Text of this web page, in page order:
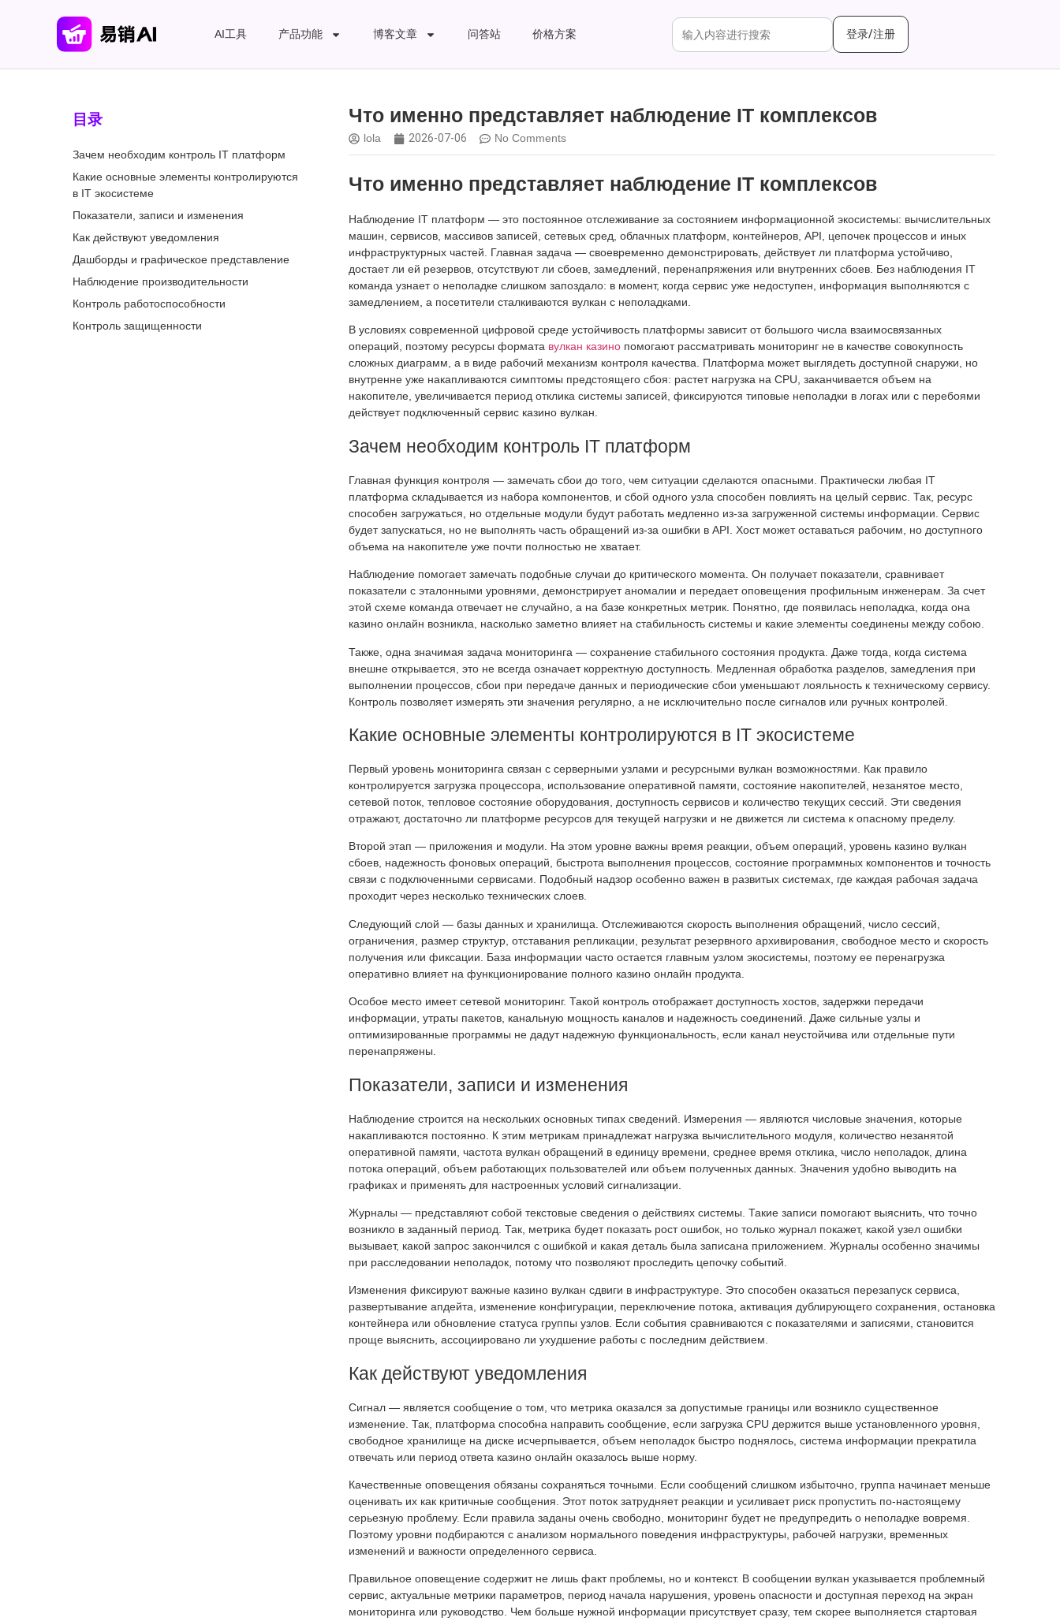
AI工具 产品功能 博客文章 问答站 价格方案 登录/注册
目录
Зачем необходим контроль IT платформ
Какие основные элементы контролируются
в IT экосистеме
Показатели, записи и изменения
Как действуют уведомления
Дашборды и графическое представление
Наблюдение производительности
Контроль работоспособности
Контроль защищенности
Что именно представляет наблюдение IT комплексов
lola 2026-07-06 No Comments
Что именно представляет наблюдение IT комплексов
Наблюдение IT платформ — это постоянное отслеживание за состоянием информационной экосистемы: вычислительных
машин, сервисов, массивов записей, сетевых сред, облачных платформ, контейнеров, API, цепочек процессов и иных
инфраструктурных частей. Главная задача — своевременно демонстрировать, действует ли платформа устойчиво,
достает ли ей резервов, отсутствуют ли сбоев, замедлений, перенапряжения или внутренних сбоев. Без наблюдения IT
команда узнает о неполадке слишком запоздало: в момент, когда сервис уже недоступен, информация выполняются с
замедлением, а посетители сталкиваются вулкан с неполадками.
В условиях современной цифровой среде устойчивость платформы зависит от большого числа взаимосвязанных
операций, поэтому ресурсы формата вулкан казино помогают рассматривать мониторинг не в качестве совокупность
сложных диаграмм, а в виде рабочий механизм контроля качества. Платформа может выглядеть доступной снаружи, но
внутренне уже накапливаются симптомы предстоящего сбоя: растет нагрузка на CPU, заканчивается объем на
накопителе, увеличивается период отклика системы записей, фиксируются типовые неполадки в логах или с перебоями
действует подключенный сервис казино вулкан.
Зачем необходим контроль IT платформ
Главная функция контроля — замечать сбои до того, чем ситуации сделаются опасными. Практически любая IT
платформа складывается из набора компонентов, и сбой одного узла способен повлиять на целый сервис. Так, ресурс
способен загружаться, но отдельные модули будут работать медленно из-за загруженной системы информации. Сервис
будет запускаться, но не выполнять часть обращений из-за ошибки в API. Хост может оставаться рабочим, но доступного
объема на накопителе уже почти полностью не хватает.
Наблюдение помогает замечать подобные случаи до критического момента. Он получает показатели, сравнивает
показатели с эталонными уровнями, демонстрирует аномалии и передает оповещения профильным инженерам. За счет
этой схеме команда отвечает не случайно, а на базе конкретных метрик. Понятно, где появилась неполадка, когда она
казино онлайн возникла, насколько заметно влияет на стабильность системы и какие элементы соединены между собою.
Также, одна значимая задача мониторинга — сохранение стабильного состояния продукта. Даже тогда, когда система
внешне открывается, это не всегда означает корректную доступность. Медленная обработка разделов, замедления при
выполнении процессов, сбои при передаче данных и периодические сбои уменьшают лояльность к техническому сервису.
Контроль позволяет измерять эти значения регулярно, а не исключительно после сигналов или ручных контролей.
Какие основные элементы контролируются в IT экосистеме
Первый уровень мониторинга связан с серверными узлами и ресурсными вулкан возможностями. Как правило
контролируется загрузка процессора, использование оперативной памяти, состояние накопителей, незанятое место,
сетевой поток, тепловое состояние оборудования, доступность сервисов и количество текущих сессий. Эти сведения
отражают, достаточно ли платформе ресурсов для текущей нагрузки и не движется ли система к опасному пределу.
Второй этап — приложения и модули. На этом уровне важны время реакции, объем операций, уровень казино вулкан
сбоев, надежность фоновых операций, быстрота выполнения процессов, состояние программных компонентов и точность
связи с подключенными сервисами. Подобный надзор особенно важен в развитых системах, где каждая рабочая задача
проходит через несколько технических слоев.
Следующий слой — базы данных и хранилища. Отслеживаются скорость выполнения обращений, число сессий,
ограничения, размер структур, отставания репликации, результат резервного архивирования, свободное место и скорость
получения или фиксации. База информации часто остается главным узлом экосистемы, поэтому ее перенагрузка
оперативно влияет на функционирование полного казино онлайн продукта.
Особое место имеет сетевой мониторинг. Такой контроль отображает доступность хостов, задержки передачи
информации, утраты пакетов, канальную мощность каналов и надежность соединений. Даже сильные узлы и
оптимизированные программы не дадут надежную функциональность, если канал неустойчива или отдельные пути
перенапряжены.
Показатели, записи и изменения
Наблюдение строится на нескольких основных типах сведений. Измерения — являются числовые значения, которые
накапливаются постоянно. К этим метрикам принадлежат нагрузка вычислительного модуля, количество незанятой
оперативной памяти, частота вулкан обращений в единицу времени, среднее время отклика, число неполадок, длина
потока операций, объем работающих пользователей или объем полученных данных. Значения удобно выводить на
графиках и применять для настроенных условий сигнализации.
Журналы — представляют собой текстовые сведения о действиях системы. Такие записи помогают выяснить, что точно
возникло в заданный период. Так, метрика будет показать рост ошибок, но только журнал покажет, какой узел ошибки
вызывает, какой запрос закончился с ошибкой и какая деталь была записана приложением. Журналы особенно значимы
при расследовании неполадок, потому что позволяют проследить цепочку событий.
Изменения фиксируют важные казино вулкан сдвиги в инфраструктуре. Это способен оказаться перезапуск сервиса,
развертывание апдейта, изменение конфигурации, переключение потока, активация дублирующего сохранения, остановка
контейнера или обновление статуса группы узлов. Если события сравниваются с показателями и записями, становится
проще выяснить, ассоциировано ли ухудшение работы с последним действием.
Как действуют уведомления
Сигнал — является сообщение о том, что метрика оказался за допустимые границы или возникло существенное
изменение. Так, платформа способна направить сообщение, если загрузка CPU держится выше установленного уровня,
свободное хранилище на диске исчерпывается, объем неполадок быстро поднялось, система информации прекратила
отвечать или период ответа казино онлайн оказалось выше норму.
Качественные оповещения обязаны сохраняться точными. Если сообщений слишком избыточно, группа начинает меньше
оценивать их как критичные сообщения. Этот поток затрудняет реакции и усиливает риск пропустить по-настоящему
серьезную проблему. Если правила заданы очень свободно, мониторинг будет не предупредить о неполадке вовремя.
Поэтому уровни подбираются с анализом нормального поведения инфраструктуры, рабочей нагрузки, временных
изменений и важности определенного сервиса.
Правильное оповещение содержит не лишь факт проблемы, но и контекст. В сообщении вулкан указывается проблемный
сервис, актуальные метрики параметров, период начала нарушения, уровень опасности и доступная переход на экран
мониторинга или руководство. Чем больше нужной информации присутствует сразу, тем скорее выполняется стартовая